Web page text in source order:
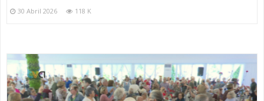
30 Abril 2026 118 K